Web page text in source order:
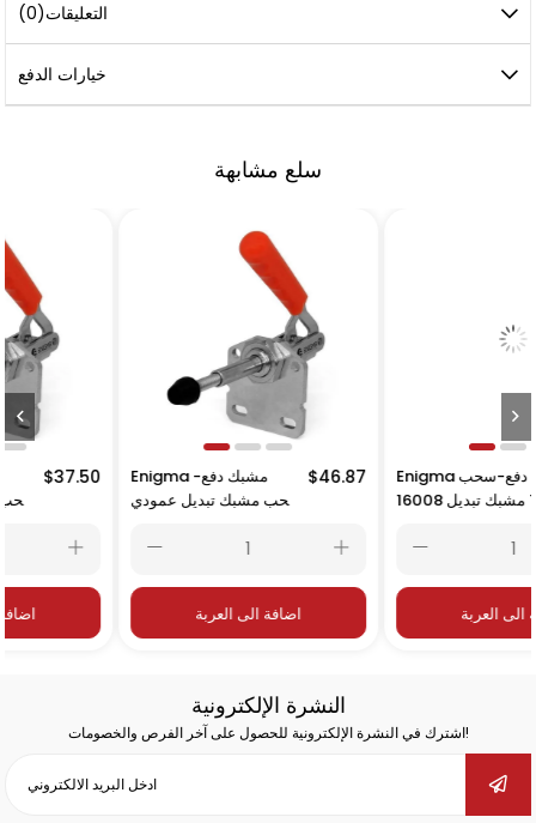
التعليقات(0)
خيارات الدفع
سلع مشابهة
Enigma مشبك دفع-
سحب مشبك تبديل عمودي
$46.87
اضافة الى العربة
Enigma مشبك دفع-سحب
مشبك تبديل 16008 T
اضافة الى العربة
النشرة الإلكترونية
اشترك في النشرة الإلكترونية للحصول على آخر الفرص والخصومات!